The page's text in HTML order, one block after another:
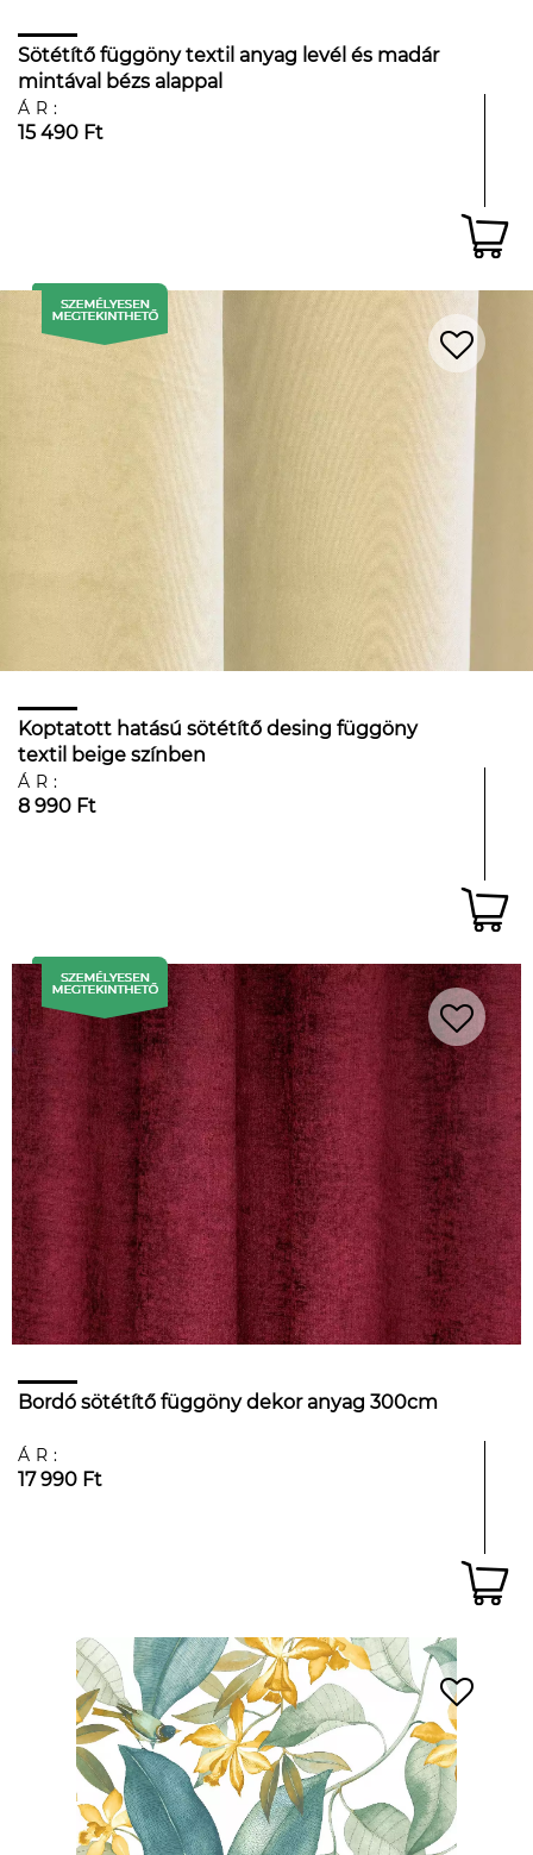
Sötétítő függöny textil anyag levél és madár
mintával bézs alappal
ÁR:
15 490 Ft
Koptatott hatású sötétítő desing függöny
textil beige színben
ÁR:
8 990 Ft
Bordó sötétítő függöny dekor anyag 300cm
ÁR:
17 990 Ft